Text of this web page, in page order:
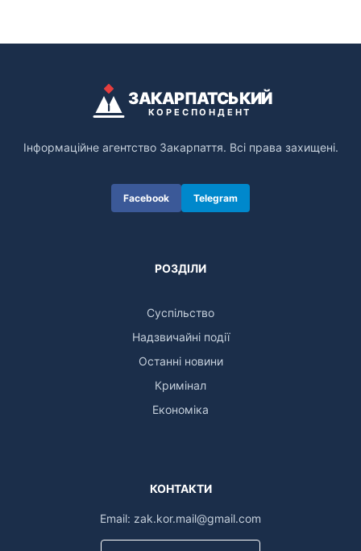
ЗАКАРПАТСЬКИЙ
КОРЕСПОНДЕНТ
Інформаційне агентство Закарпаття. Всі права захищені.
Facebook Telegram
РОЗДІЛИ
Суспільство
Надзвичайні події
Останні новини
Кримінал
Економіка
КОНТАКТИ
Email: zak.kor.mail@gmail.com